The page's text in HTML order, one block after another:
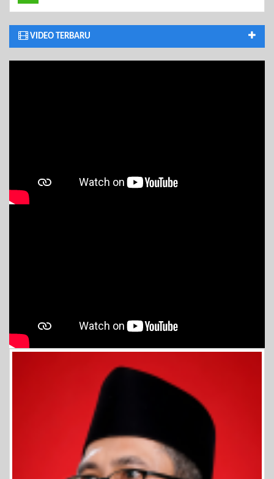
VIDEO TERBARU